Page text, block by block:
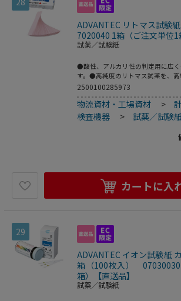
ADVANTEC リトマス試
7020040 1箱（ご注文単位1
試薬／試験紙
●酸性、アルカリ性の判定用に広
す。●高純度のリトマス試薬を、
以上）の紙に含浸させた感度、変
します。●寸法：9mm×85mm●入
×10個入）●こちらの商品は事業者
2500100285973
物流資材・工場資材 >
検査機器
> 試薬／試験
カートに入
29
ADVANTEC イオン試験紙
箱（100枚入） 07030030
箱）【直送品】
試薬／試験紙